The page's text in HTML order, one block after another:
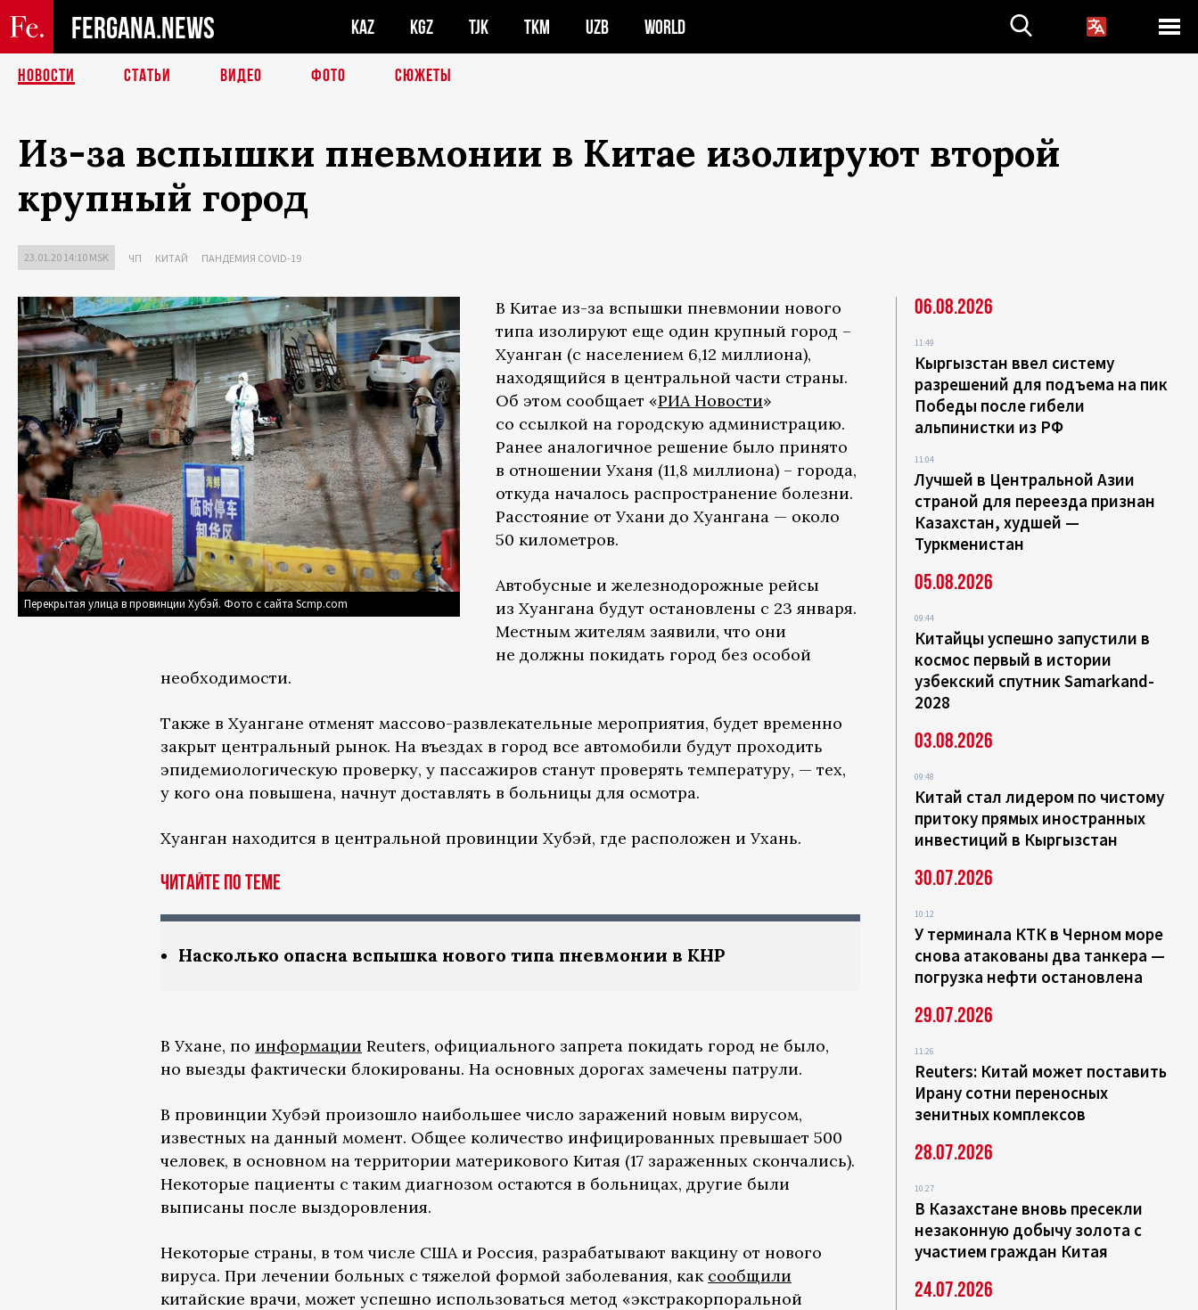
FERGANA.NEWS KAZ KGZ TJK TKM UZB WORLD
НОВОСТИ СТАТЬИ ВИДЕО ФОТО СЮЖЕТЫ
Из-за вспышки пневмонии в Китае изолируют второй
крупный город
23.01.20 14:10 MSK ЧП КИТАЙ ПАНДЕМИЯ COVID-19
Перекрытая улица в провинции Хубэй. Фото с сайта Scmp.com
В Китае из-за вспышки пневмонии нового
типа изолируют еще один крупный город –
Хуанган (с населением 6,12 миллиона),
находящийся в центральной части страны.
Об этом сообщает «РИА Новости»
со ссылкой на городскую администрацию.
Ранее аналогичное решение было принято
в отношении Уханя (11,8 миллиона) – города,
откуда началось распространение болезни.
Расстояние от Ухани до Хуангана — около
50 километров.
Автобусные и железнодорожные рейсы
из Хуангана будут остановлены с 23 января.
Местным жителям заявили, что они
не должны покидать город без особой
необходимости.
Также в Хуангане отменят массово-развлекательные мероприятия, будет временно
закрыт центральный рынок. На въездах в город все автомобили будут проходить
эпидемиологическую проверку, у пассажиров станут проверять температуру, — тех,
у кого она повышена, начнут доставлять в больницы для осмотра.
Хуанган находится в центральной провинции Хубэй, где расположен и Ухань.
Читайте по теме
Насколько опасна вспышка нового типа пневмонии в КНР
В Ухане, по информации Reuters, официального запрета покидать город не было,
но выезды фактически блокированы. На основных дорогах замечены патрули.
В провинции Хубэй произошло наибольшее число заражений новым вирусом,
известных на данный момент. Общее количество инфицированных превышает 500
человек, в основном на территории материкового Китая (17 зараженных скончались).
Некоторые пациенты с таким диагнозом остаются в больницах, другие были
выписаны после выздоровления.
Некоторые страны, в том числе США и Россия, разрабатывают вакцину от нового
вируса. При лечении больных с тяжелой формой заболевания, как сообщили
китайские врачи, может успешно использоваться метод «экстракорпоральной
06.08.2026
11:49
Кыргызстан ввел систему
разрешений для подъема на пик
Победы после гибели
альпинистки из РФ
11:04
Лучшей в Центральной Азии
страной для переезда признан
Казахстан, худшей —
Туркменистан
05.08.2026
09:44
Китайцы успешно запустили в
космос первый в истории
узбекский спутник Samarkand-
2028
03.08.2026
09:48
Китай стал лидером по чистому
притоку прямых иностранных
инвестиций в Кыргызстан
30.07.2026
10:12
У терминала КТК в Черном море
снова атакованы два танкера —
погрузка нефти остановлена
29.07.2026
11:26
Reuters: Китай может поставить
Ирану сотни переносных
зенитных комплексов
28.07.2026
10:27
В Казахстане вновь пресекли
незаконную добычу золота с
участием граждан Китая
24.07.2026